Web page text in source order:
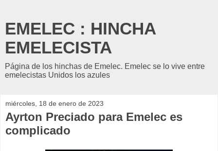
EMELEC : HINCHA
EMELECISTA
Página de los hinchas de Emelec. Emelec se lo vive entre
emelecistas Unidos los azules
miércoles, 18 de enero de 2023
Ayrton Preciado para Emelec es
complicado